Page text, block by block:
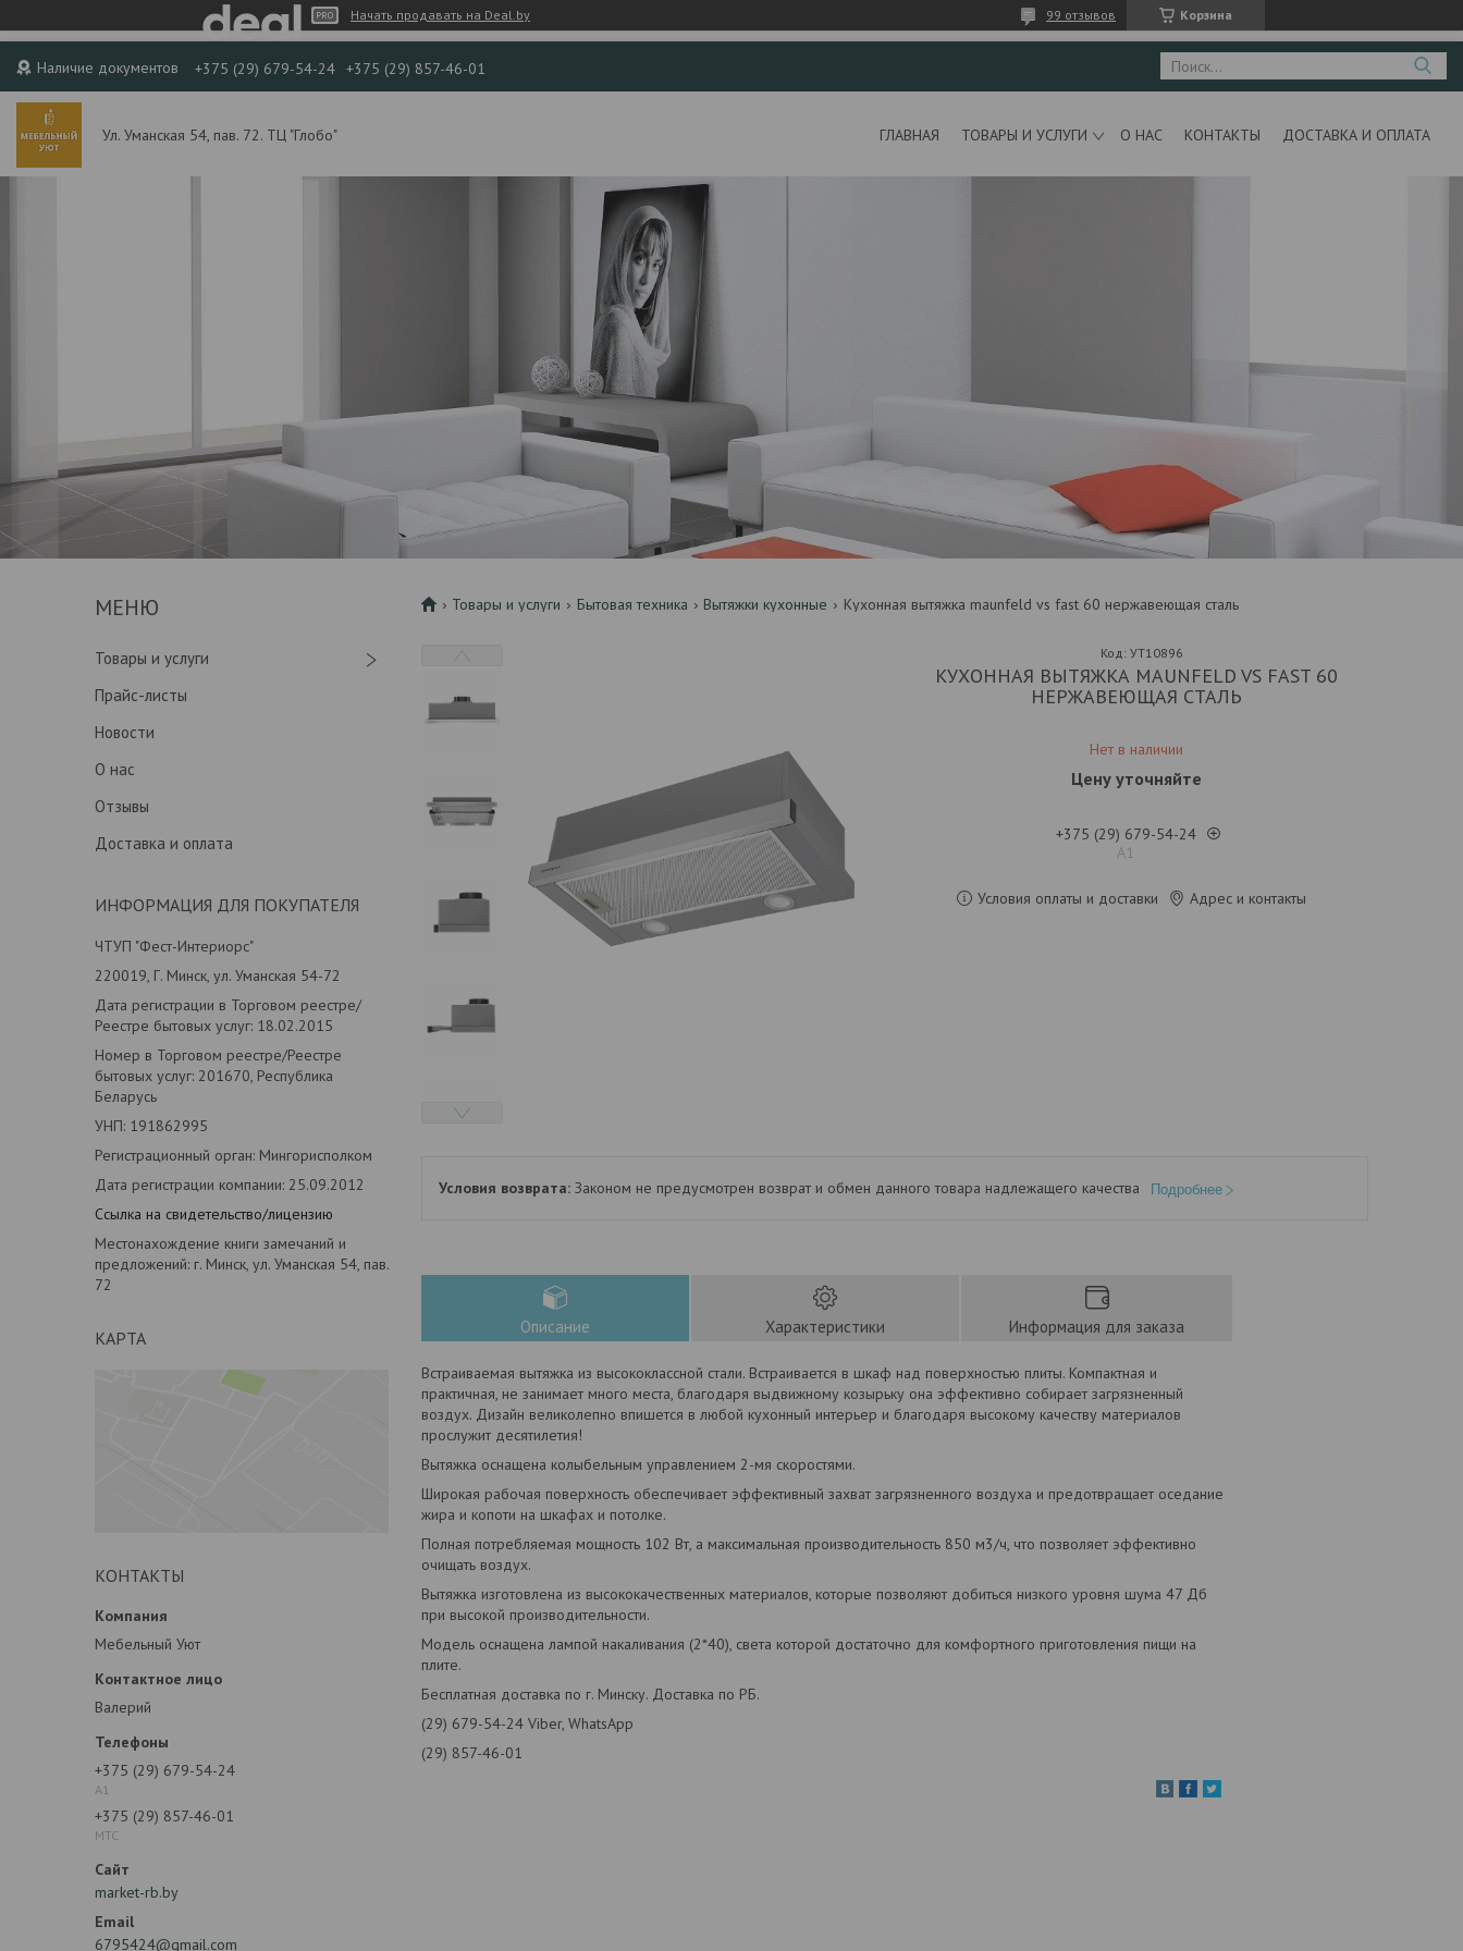
Начать продавать на Deal.by Корзина
99 отзывов
Наличие документов +375 (29) 679-54-24 +375 (29) 857-46-01
Ул. Уманская 54, пав. 72. ТЦ "Глобо" ГЛАВНАЯ ТОВАРЫ И УСЛУГИ О НАС КОНТАКТЫ ДОСТАВКА И ОПЛАТА
Товары и услуги
Прайс-листы
Новости
О нас
Отзывы
Доставка и оплата
ИНФОРМАЦИЯ ДЛЯ ПОКУПАТЕЛЯ
ЧТУП "Фест-Интериорс"
220019, Г. Минск, ул. Уманская 54-72
Дата регистрации в Торговом реестре/
Реестре бытовых услуг: 18.02.2015
Номер в Торговом реестре/Реестре
бытовых услуг: 201670, Республика
Беларусь
УНП: 191862995
Регистрационный орган: Мингорисполком
Дата регистрации компании: 25.09.2012
Ссылка на свидетельство/лицензию
Местонахождение книги замечаний и
предложений: г. Минск, ул. Уманская 54, пав.
72
КАРТА
КОНТАКТЫ
Мебельный Уют
Валерий
+375 (29) 679-54-24
А1
+375 (29) 857-46-01
МТС
market-rb.by
6795424@gmail.com
Товары и услуги Бытовая техника Вытяжки кухонные Кухонная вытяжка maunfeld vs fast 60 нержавеющая сталь
КУХОННАЯ ВЫТЯЖКА MAUNFELD VS FAST 60
НЕРЖАВЕЮЩАЯ СТАЛЬ
Нет в наличии
Код:УТ10896
Цену уточняйте
+375 (29) 679-54-24
А1
Условия оплаты и доставки Адрес и контакты
Законом не предусмотрен возврат и обмен данного товара надлежащего качества Подробнее
Описание Характеристики Информация для заказа
Встраиваемая вытяжка из высококлассной стали. Встраивается в шкаф над поверхностью плиты. Компактная и
практичная, не занимает много места, благодаря выдвижному козырьку она эффективно собирает загрязненный
воздух. Дизайн великолепно впишется в любой кухонный интерьер и благодаря высокому качеству материалов
прослужит десятилетия!
Вытяжка оснащена колыбельным управлением 2-мя скоростями.
Широкая рабочая поверхность обеспечивает эффективный захват загрязненного воздуха и предотвращает оседание
жира и копоти на шкафах и потолке.
Полная потребляемая мощность 102 Вт, а максимальная производительность 850 м3/ч, что позволяет эффективно
очищать воздух.
Вытяжка изготовлена из высококачественных материалов, которые позволяют добиться низкого уровня шума 47 Дб
при высокой производительности.
Модель оснащена лампой накаливания (2*40), света которой достаточно для комфортного приготовления пищи на
плите.
Бесплатная доставка по г. Минску. Доставка по РБ.
(29) 679-54-24 Viber, WhatsApp
(29) 857-46-01